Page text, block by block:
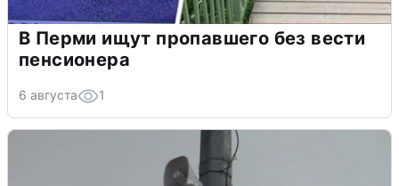
В Перми ищут пропавшего без вести
пенсионера
6 августа 1